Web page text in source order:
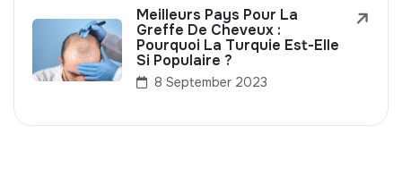
Meilleurs Pays Pour La
Greffe De Cheveux :
Pourquoi La Turquie Est-Elle
Si Populaire ?
8 September 2023